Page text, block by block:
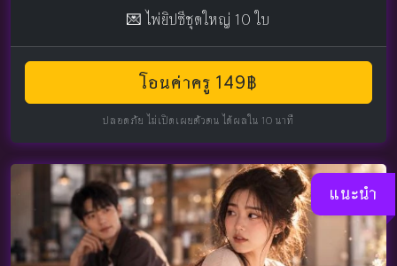
💌 ไพ่ยิปซีชุดใหญ่ 10 ใบ
โอนค่าครู 149฿
ปลอดภัย ไม่เปิดเผยตัวตน ได้ผลใน 10 นาที
แนะนำ